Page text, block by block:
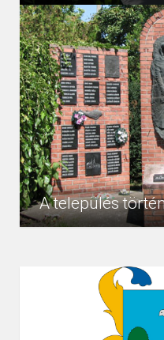
Tiszanána Község
/2004/ B. Kiss János
és 1961-ben kezdte
képesítés...
5879 Egyéb
A település
izben IV. Béla király
még az Apocz